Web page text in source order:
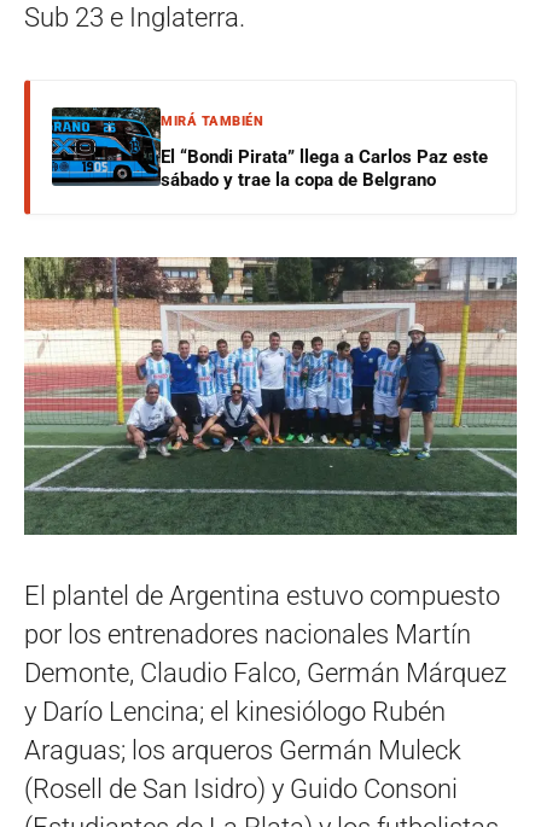
Sub 23 e Inglaterra.
MIRÁ TAMBIÉN
El “Bondi Pirata” llega a Carlos Paz este
sábado y trae la copa de Belgrano
El p lantel de Argentina estuvo compuesto
por los entrenadores nacionales Martín
Demonte, Claudio Falco, Germán Márquez
y Darío Lencina; el kinesiólogo Rubén
Araguas; los arqueros Germán Muleck
(Rosell de San Isidro) y Guido Consoni